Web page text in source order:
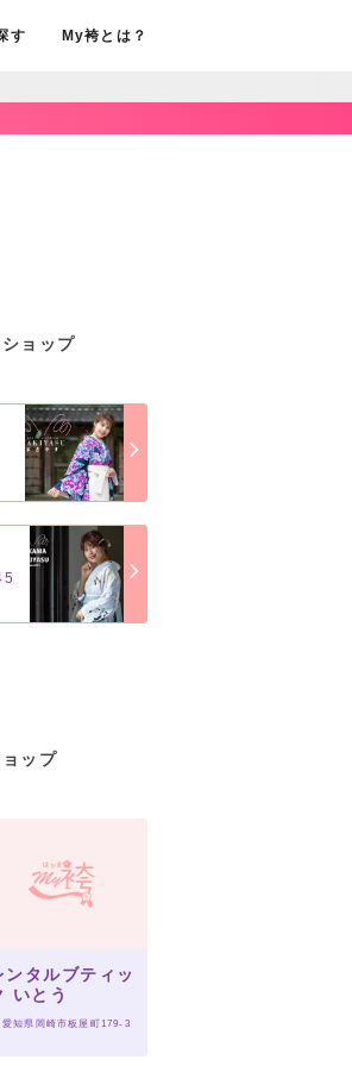
す My袴とは？
ョップ
ップ
ンタルブティッ
いとう
愛知県岡崎市板屋町179-3